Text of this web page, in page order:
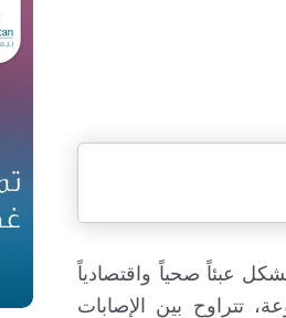
عبئاً صحياً واقتصادياً
تتراوح بين الإصابات